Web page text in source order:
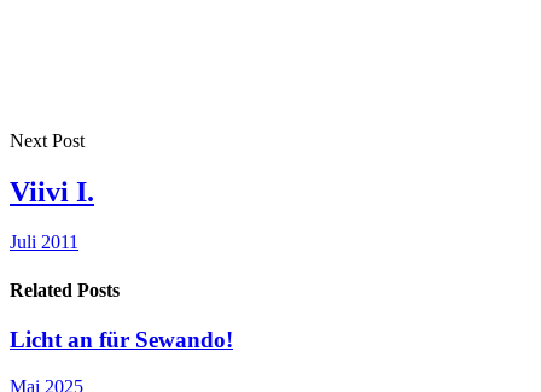
Next Post
Viivi I.
Juli 2011
Related Posts
Licht an für Sewando!
Mai 2025